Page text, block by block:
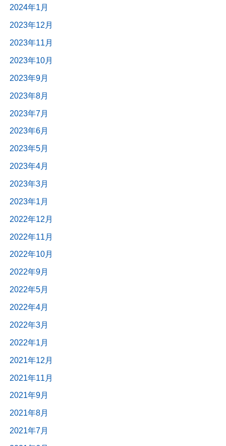
2024年1月
2023年12月
2023年11月
2023年10月
2023年9月
2023年8月
2023年7月
2023年6月
2023年5月
2023年4月
2023年3月
2023年1月
2022年12月
2022年11月
2022年10月
2022年9月
2022年5月
2022年4月
2022年3月
2022年1月
2021年12月
2021年11月
2021年9月
2021年8月
2021年7月